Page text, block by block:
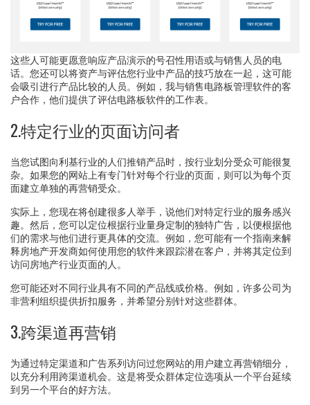
这些人可能更愿意响应产品演示的号召性用语或与销售人员的电
话。您还可以将资产与评估您行业中产品的技巧放在一起，这可能
会吸引进行产品比较的人员。例如，我与销售电路板管理软件的客
户合作，他们提供了评估电路板软件的工作表。
2.特定行业的页面访问者
当您试图向利基行业的人们推销产品时，按行业划分受众可能很复
杂。如果您的网站上有专门针对每个行业的页面，则可以为每个页
面建立单独的再营销受众。
实际上，您现在将创建很多人举手，说他们对特定行业的服务感兴
趣。然后，您可以定位根据行业量身定制的独特广告，以便根据他
们的需求与他们进行更具体的交流。例如，您可能有一个指南来解
释房地产开发商如何使用您的软件来跟踪潜在客户，并将其定位到
访问房地产行业页面的人。
您可能还对不同行业具有不同的产品线或价格。例如，许多公司为
非营利组织提供折扣服务，并希望分别针对这些群体。
3.跨渠道再营销
为通过特定渠道和广告系列访问过您网站的用户建立再营销细分，
以充分利用跨渠道机会。这是将受众群体定位选项从一个平台延续
到另一个平台的好方法。